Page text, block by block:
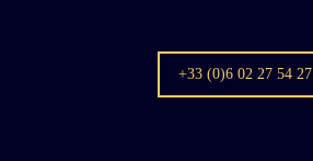
+33 (0)6 02 27 54 27